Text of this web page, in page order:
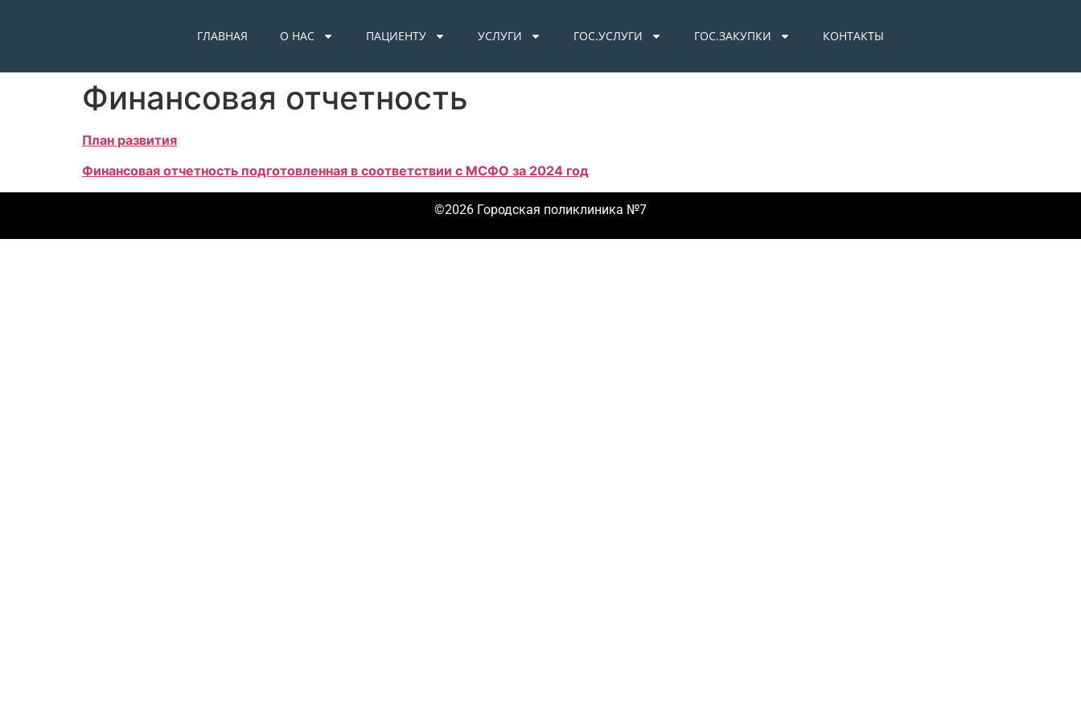
ГЛАВНАЯ О НАС ПАЦИЕНТУ УСЛУГИ ГОС.УСЛУГИ ГОС.ЗАКУПКИ КОНТАКТЫ
Финансовая отчетность
План развития
Финансовая отчетность подготовленная в соответствии с МСФО за 2024 год
©2026 Городская поликлиника №7